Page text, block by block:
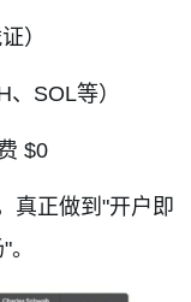
）
、 SOL等）
$0
真正做到 "开户即
"。